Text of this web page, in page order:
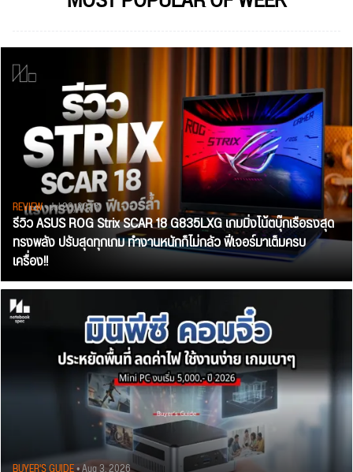
REVIEW• Jul 28, 2026
รีวิว ASUS ROG Strix SCAR 18 G835LXG เกมมิ่งโน้ตบุ๊กเรือธงสุด
ทรงพลัง ปรับสุดทุกเกม ทำงานหนักก็ไม่กลัว ฟีเจอร์มาเต็มครบ
เครื่อง!!